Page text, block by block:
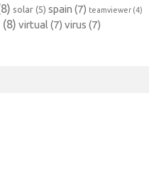
solar (5) spain (7) teamviewer (4)
(8) virtual (7) virus (7)